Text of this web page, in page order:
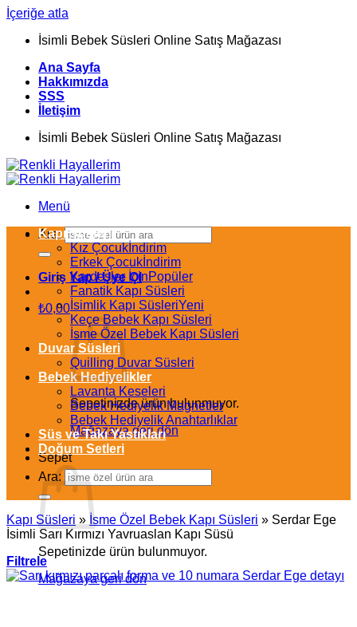
İçeriğe atla
İsimli Bebek Süsleri Online Satış Mağazası
Ana Sayfa
Hakkımızda
SSS
İletişim
İsimli Bebek Süsleri Online Satış Mağazası
Menü
Ara:
Giriş Yap / Üye Ol
₺0,00
Sepetinizde ürün bulunmuyor.
Mağazaya geri dön
Sepet
Sepetinizde ürün bulunmuyor.
Mağazaya geri dön
Kapı Süsleri
Kız Çocuk
Erkek Çocuk
Kardeşler İçin
Fanatik Kapı Süsleri
İsimlik Kapı Süsleri
Keçe Bebek Kapı Süsleri
İsme Özel Bebek Kapı Süsleri
Duvar Süsleri
Quilling Duvar Süsleri
Bebek Hediyelikler
Lavanta Keseleri
Bebek Hediyelik Magnetler
Bebek Hediyelik Anahtarlıklar
Süs ve Takı Yastıkları
Doğum Setleri
Ara:
Kapı Süsleri » İsme Özel Bebek Kapı Süsleri » Serdar Ege
İsimli Sarı Kırmızı Yavruaslan Kapı Süsü
Filtrele